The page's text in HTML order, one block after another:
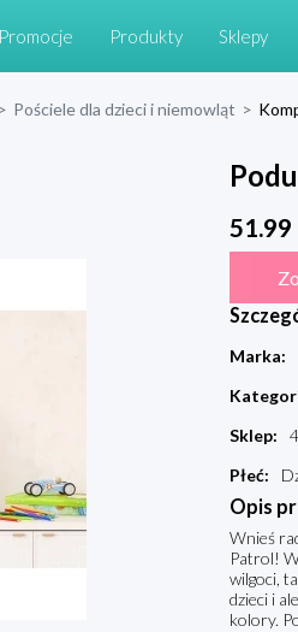
Promocje Produkty Sklepy
> Pościele dla dzieci i niemowląt >
51.99
Marka:
Sklep:
Płeć:
Opis
Wnieś
Patrol!
wilgoci,
dzieci i
kolory.